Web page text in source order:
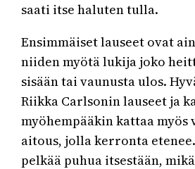
saati itse haluten tulla.
Ensimmäiset lauseet ovat
niiden myötä lukija joko
sisään tai vaunusta ulos.
Riikka Carlsonin lauseet ja
myöhempääkin kattaa
aitous, jolla kerronta
pelkää puhua itsestään,